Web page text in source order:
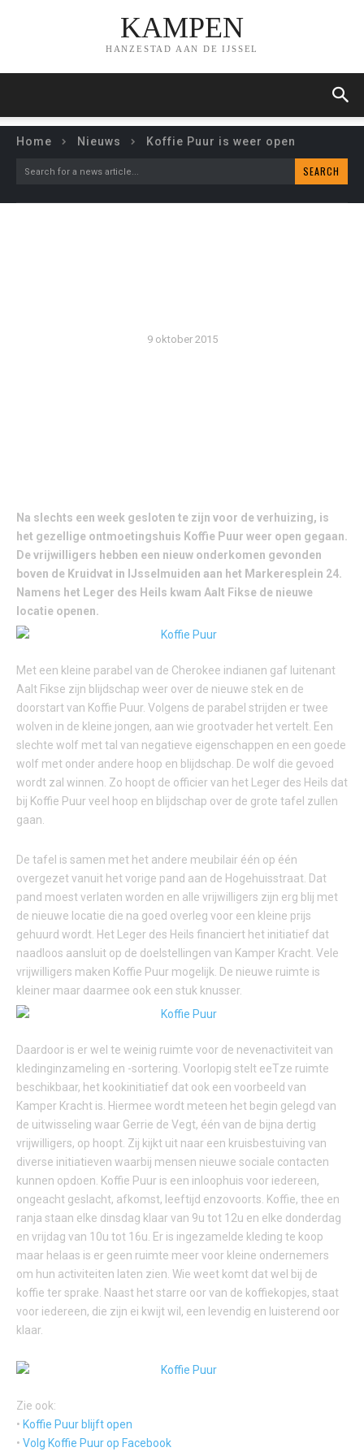
KAMPEN
HANZESTAD AAN DE IJSSEL
Home Nieuws Koffie Puur is weer open
Search for a news article... SEARCH
9 oktober 2015
Na slechts een week gesloten te zijn voor de verhuizing, is
het gezellige ontmoetingshuis Koffie Puur weer open gegaan.
De vrijwilligers hebben een nieuw onderkomen gevonden
boven de Kruidvat in IJsselmuiden aan het Markeresplein 24.
Namens het Leger des Heils kwam Aalt Fikse de nieuwe
locatie openen.
Met een kleine parabel van de Cherokee indianen gaf luitenant
Aalt Fikse zijn blijdschap weer over de nieuwe stek en de
doorstart van Koffie Puur. Volgens de parabel strijden er twee
wolven in de kleine jongen, aan wie grootvader het vertelt. Een
slechte wolf met tal van negatieve eigenschappen en een goede
wolf met onder andere hoop en blijdschap. De wolf die gevoed
wordt zal winnen. Zo hoopt de officier van het Leger des Heils dat
bij Koffie Puur veel hoop en blijdschap over de grote tafel zullen
gaan.
De tafel is samen met het andere meubilair één op één
overgezet vanuit het vorige pand aan de Hogehuisstraat. Dat
pand moest verlaten worden en alle vrijwilligers zijn erg blij met
de nieuwe locatie die na goed overleg voor een kleine prijs
gehuurd wordt. Het Leger des Heils financiert het initiatief dat
naadloos aansluit op de doelstellingen van Kamper Kracht. Vele
vrijwilligers maken Koffie Puur mogelijk. De nieuwe ruimte is
kleiner maar daarmee ook een stuk knusser.
Daardoor is er wel te weinig ruimte voor de nevenactiviteit van
kledinginzameling en -sortering. Voorlopig stelt eeTze ruimte
beschikbaar, het kookinitiatief dat ook een voorbeeld van
Kamper Kracht is. Hiermee wordt meteen het begin gelegd van
de uitwisseling waar Gerrie de Vegt, één van de bijna dertig
vrijwilligers, op hoopt. Zij kijkt uit naar een kruisbestuiving van
diverse initiatieven waarbij mensen nieuwe sociale contacten
kunnen opdoen. Koffie Puur is een inloophuis voor iedereen,
ongeacht geslacht, afkomst, leeftijd enzovoorts. Koffie, thee en
ranja staan elke dinsdag klaar van 9u tot 12u en elke donderdag
en vrijdag van 10u tot 16u. Er is ingezamelde kleding te koop
maar helaas is er geen ruimte meer voor kleine ondernemers
om hun activiteiten laten zien. Wie weet komt dat wel bij de
koffie ter sprake. Naast het starre oor van de koffiekopjes, staat
voor iedereen, die zijn ei kwijt wil, een levendig en luisterend oor
klaar.
Zie ook:
• Koffie Puur blijft open
• Volg Koffie Puur op Facebook